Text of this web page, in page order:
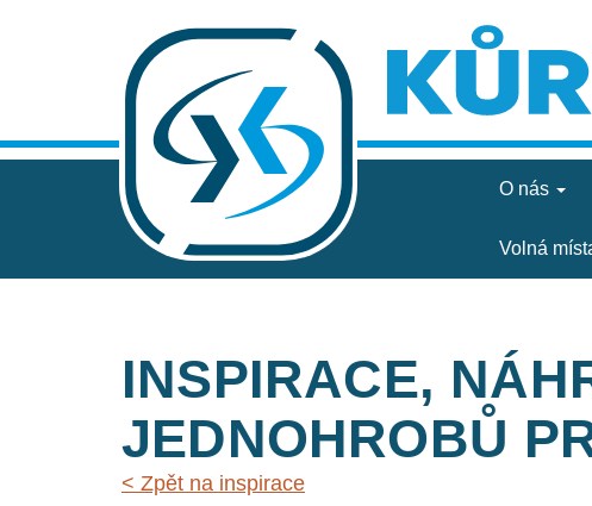
O nás
Volná
INSPIRACE,
JEDNOHROBŮ
< Zpět na inspirace